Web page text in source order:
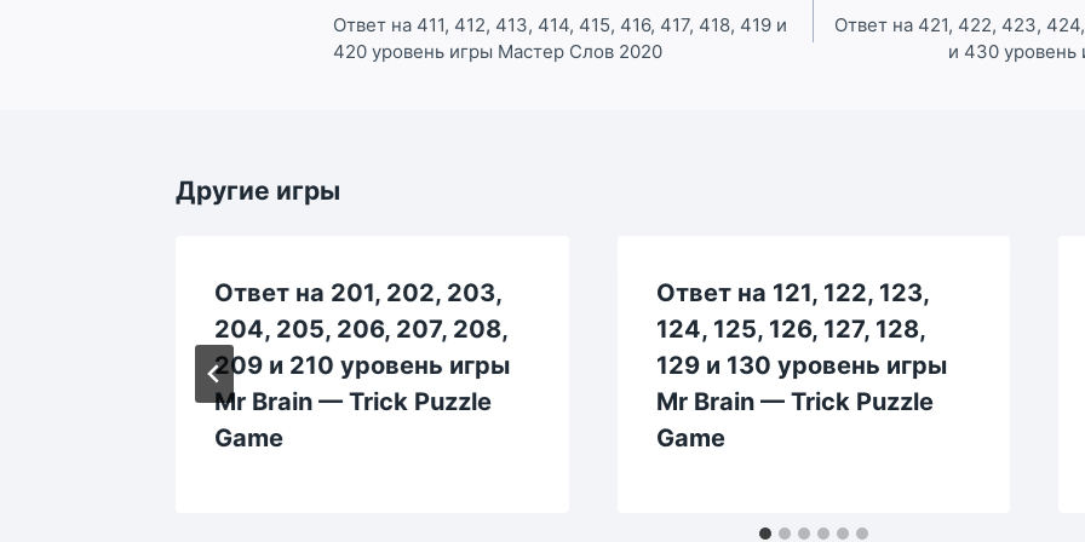
по
записям
Ответ на 411, 412, 413, 414, 415, 416, 417, 418, 419 и
420 уровень игры Мастер Слов 2020
Ответ на 421, 422, 423,
и 430
Другие игры
Ответ на 201, 202, 203,
204, 205, 206, 207, 208,
209 и 210 уровень игры
Mr Brain — Trick Puzzle
Game
Ответ на 121, 122, 123,
124, 125, 126, 127, 128,
129 и 130 уровень игры
Mr Brain — Trick Puzzle
Game